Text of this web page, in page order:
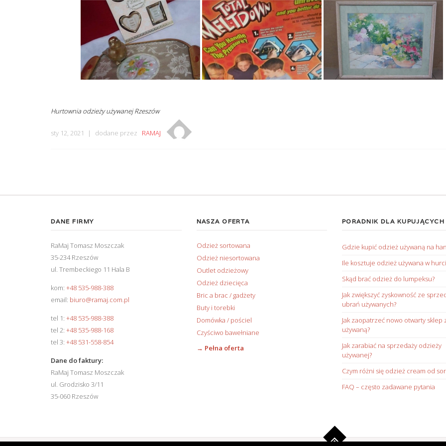
Hurtownia odzieży używanej Rzeszów
sty 12, 2021 dodane przez RAMAJ
DANE FIRMY
RaMaj Tomasz Moszczak
35-234 Rzeszów
ul. Trembeckiego 11 Hala B
kom: +48 535-988-388
email: biuro@ramaj.com.pl
tel 1: +48 535-988-388
tel 2: +48 535-988-168
tel 3: +48 531-558-854
Dane do faktury:
RaMaj Tomasz Moszczak
ul. Grodzisko 3/11
35-060 Rzeszów
NASZA OFERTA
Odzież sortowana
Odzież niesortowana
Outlet odzieżowy
Odzież dziecięca
Bric a brac / gadżety
Buty i torebki
Domówka / pościel
Czyściwo bawełniane
→ Pełna oferta
PORADNIK DLA KUPUJĄCYCH
Gdzie kupić odzież używaną na
Ile kosztuje odzież używana w
Skąd brać odzież do lumpeksu?
Jak zwiększyć zyskowność ze
ubrań używanych?
Jak zaopatrzeć nowo otwarty sklep
używaną?
Jak zarabiać na sprzedaży odzieży
używanej?
Czym różni się odzież cream od
FAQ – często zadawane pytania